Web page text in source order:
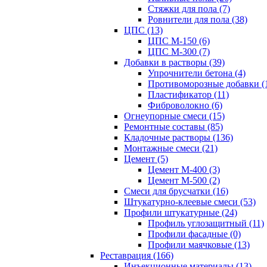
Стяжки для пола (7)
Ровнители для пола (38)
ЦПС (13)
ЦПС М-150 (6)
ЦПС М-300 (7)
Добавки в растворы (39)
Упрочнители бетона (4)
Противоморозные добавки
Пластификатор (11)
Фиброволокно (6)
Огнеупорные смеси (15)
Ремонтные составы (85)
Кладочные растворы (136)
Монтажные смеси (21)
Цемент (5)
Цемент М-400 (3)
Цемент М-500 (2)
Смеси для брусчатки (16)
Штукатурно-клеевые смеси (53)
Профили штукатурные (24)
Профиль углозащитный (11)
Профили фасадные (0)
Профили маячковые (13)
Реставрация (166)